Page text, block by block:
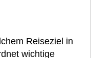
Reiseziel in
wichtige